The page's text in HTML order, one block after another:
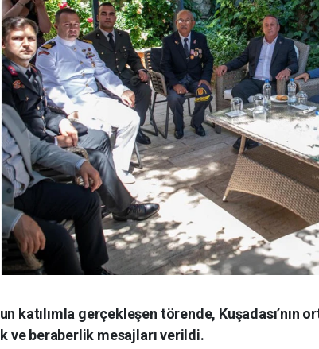
katılımla gerçekleşen törende, Kuşadası’nın
ve beraberlik mesajları verildi.